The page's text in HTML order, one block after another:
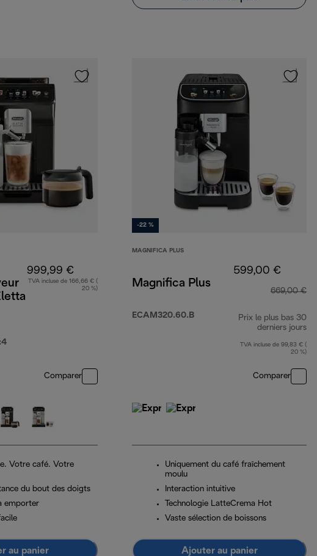
999,99 €
TVA incluse de 166,66 € (
20 %)
Comparer
Votre café. Votre
du bout des doigts
emporter
au panier
-22 %
MAGNIFICA PLUS
Magnifica Plus
ECAM320.60.B
599,00 €
669,00 €
Prix le plus bas 30
derniers jours
TVA incluse de 99,83 € (
20 %)
Comparer
Uniquement du café fraîchement
moulu
Interaction intuitive
Technologie LatteCrema Hot
Vaste sélection de boissons
Ajouter au panier